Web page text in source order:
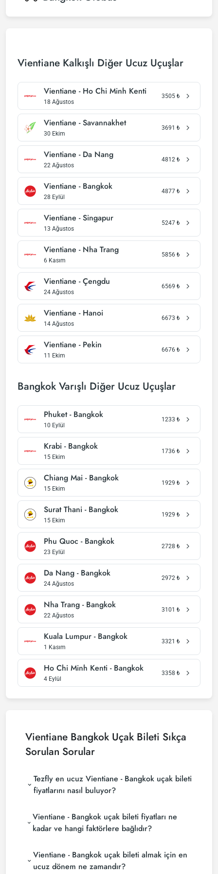
Vientiane Kalkışlı Diğer Ucuz Uçuşlar
Vientiane - Ho Chi Minh Kenti
18 Ağustos
3505 ₺
Vientiane - Savannakhet
30 Ekim
3691 ₺
Vientiane - Da Nang
22 Ağustos
4812 ₺
Vientiane - Bangkok
28 Eylül
4877 ₺
Vientiane - Singapur
13 Ağustos
5247 ₺
Vientiane - Nha Trang
6 Kasım
5856 ₺
Vientiane - Çengdu
24 Ağustos
6569 ₺
Vientiane - Hanoi
14 Ağustos
6673 ₺
Vientiane - Pekin
11 Ekim
6676 ₺
Bangkok Varışlı Diğer Ucuz Uçuşlar
Phuket - Bangkok
10 Eylül
1233 ₺
Krabi - Bangkok
15 Ekim
1736 ₺
Chiang Mai - Bangkok
15 Ekim
1929 ₺
Surat Thani - Bangkok
15 Ekim
1929 ₺
Phu Quoc - Bangkok
23 Eylül
2728 ₺
Da Nang - Bangkok
24 Ağustos
2972 ₺
Nha Trang - Bangkok
22 Ağustos
3101 ₺
Kuala Lumpur - Bangkok
1 Kasım
3321 ₺
Ho Chi Minh Kenti - Bangkok
4 Eylül
3358 ₺
Vientiane Bangkok Uçak Bileti Sıkça
Sorulan Sorular
Tezfly en ucuz Vientiane - Bangkok uçak bileti
fiyatlarını nasıl buluyor?
fiyatlarını bulmak için tur operatörleri, büyük
rezervasyon siteleri (konsolidatörler) ve yüzlerce
havayolu sitesini aramaktadır. Tezfly sitesinde
arayarak ucuz Vientiane - Bangkok uçak biletlerini
bulup karşılaştırabilir ve un uygun biletini
Vientiane - Bangkok uçak bileti fiyatları ne
kadar ve hangi faktörlere bağlıdır?
şirketine, seyahat tarihlerinize, bilet sınıfınıza ve
rezervasyon yapılan döneme göre değişiklik
Vientiane - Bangkok uçak bileti almak için en
ucuz dönem ne zamandır?